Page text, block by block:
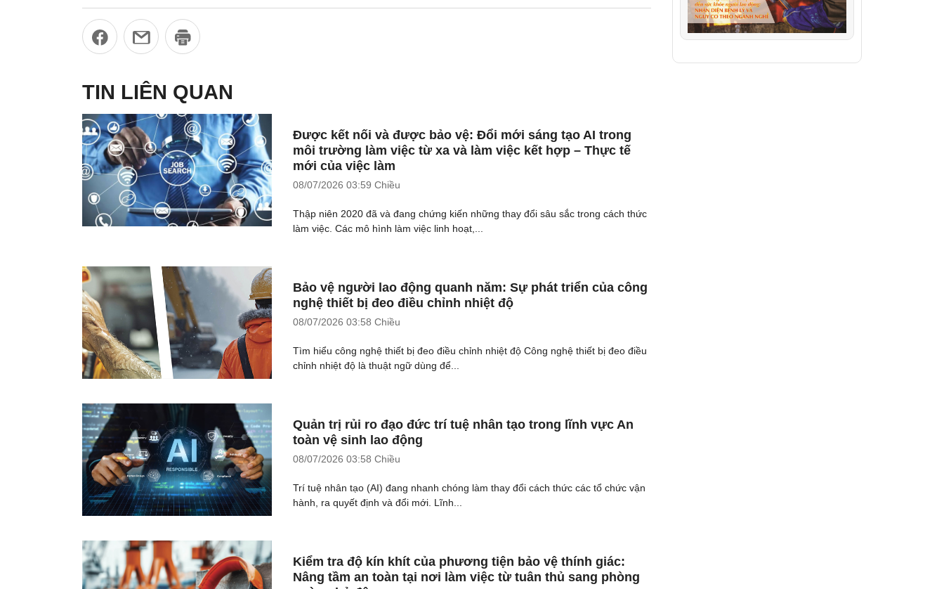
TIN LIÊN QUAN
Được kết nối và được bảo vệ: Đổi mới sáng tạo AI trong
môi trường làm việc từ xa và làm việc kết hợp – Thực tế
mới của việc làm
08/07/2026 03:59 Chiều
Thập niên 2020 đã và đang chứng kiến những thay đổi sâu sắc trong cách thức
làm việc. Các mô hình làm việc linh hoạt,...
Bảo vệ người lao động quanh năm: Sự phát triển của công
nghệ thiết bị đeo điều chỉnh nhiệt độ
08/07/2026 03:58 Chiều
Tìm hiểu công nghệ thiết bị đeo điều chỉnh nhiệt độ Công nghệ thiết bị đeo điều
chỉnh nhiệt độ là thuật ngữ dùng để...
Quản trị rủi ro đạo đức trí tuệ nhân tạo trong lĩnh vực An
toàn vệ sinh lao động
08/07/2026 03:58 Chiều
Trí tuệ nhân tạo (AI) đang nhanh chóng làm thay đổi cách thức các tổ chức vận
hành, ra quyết định và đổi mới. Lĩnh...
Kiểm tra độ kín khít của phương tiện bảo vệ thính giác:
Nâng tầm an toàn tại nơi làm việc từ tuân thủ sang phòng